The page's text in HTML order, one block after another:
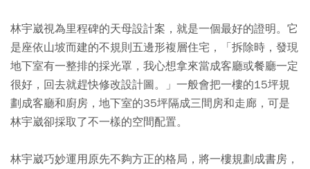
林宇崴視為里程碑的天母設計案，就是一個最好的證明。它
是座依山坡而建的不規則五邊形複層住宅，「拆除時，發現
地下室有一整排的採光罩，我心想拿來當成客廳或餐廳一定
很好，回去就趕快修改設計圖。」一般會把一樓的15坪規
劃成客廳和廚房，地下室的35坪隔成三間房和走廊，可是
林宇崴卻採取了不一樣的空間配置。
林宇崴巧妙運用原先不夠方正的格局，將一樓規劃成書房，